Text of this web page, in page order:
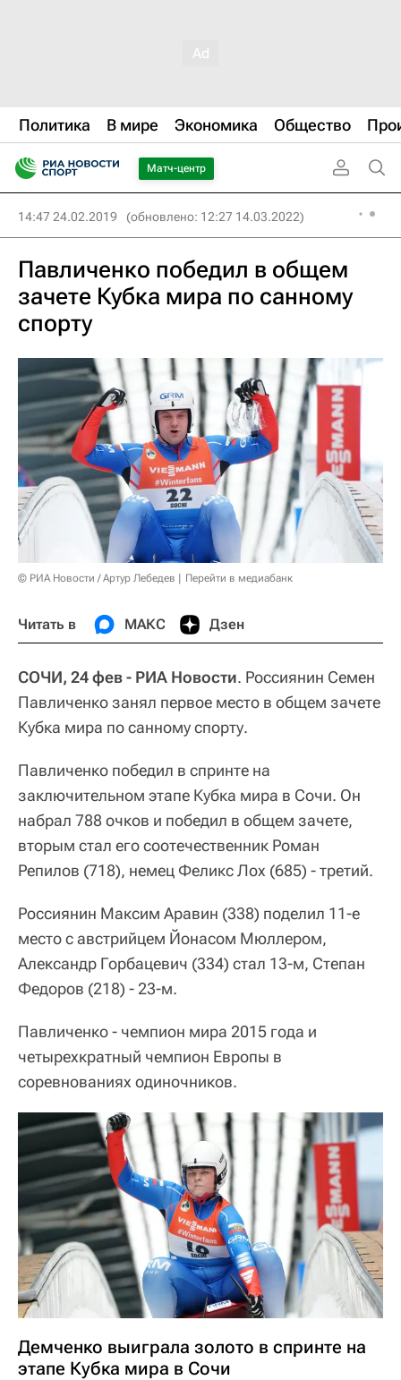
Политика В мире Экономика Общество
Матч-центр
14:47 24.02.2019 (обновлено: 12:27 14.03.2022)
Павличенко победил в общем
зачете Кубка мира по санному
спорту
© РИА Новости / Артур Лебедев Перейти в медиабанк
Читать в МАКС Дзен
СОЧИ, 24 фев - РИА Новости. Россиянин Семен
Павличенко занял первое место в общем зачете
Кубка мира по санному спорту.
Павличенко победил в спринте на
заключительном этапе Кубка мира в Сочи. Он
набрал 788 очков и победил в общем зачете,
вторым стал его соотечественник Роман
Репилов (718), немец Феликс Лох (685) - третий.
Россиянин Максим Аравин (338) поделил 11-е
место с австрийцем Йонасом Мюллером,
Александр Горбацевич (334) стал 13-м, Степан
Федоров (218) - 23-м.
Павличенко - чемпион мира 2015 года и
четырехкратный чемпион Европы в
соревнованиях одиночников.
Демченко выиграла золото в спринте на
этапе Кубка мира в Сочи